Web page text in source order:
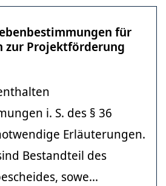
für
zur Projektförderung
i. S. des § 36
Erläuterungen.
Bestandteil des
sowe...